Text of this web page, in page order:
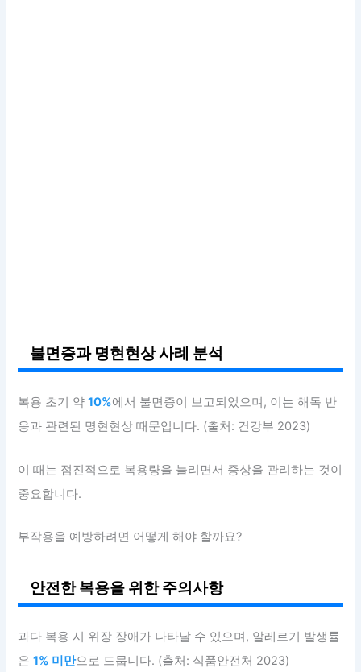
불면증과 명현현상 사례 분석
복용 초기 약10%에서 불면증이 보고되었으며, 이는 해독 반
응과 관련된 명현현상 때문입니다. (출처: 건강부 2023)
이 때는 점진적으로 복용량을 늘리면서 증상을 관리하는 것이
중요합니다.
부작용을 예방하려면 어떻게 해야 할까요?
안전한 복용을 위한 주의사항
과다 복용 시 위장 장애가 나타날 수 있으며, 알레르기 발생률
은1% 미만으로 드뭅니다. (출처: 식품안전처 2023)